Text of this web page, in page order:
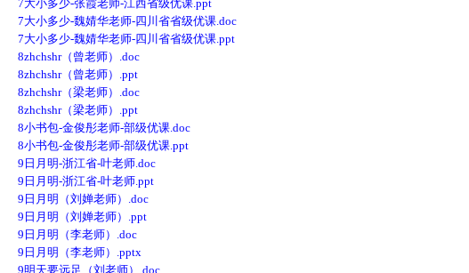
7大小多少-张霞老师-江西省级优课.ppt
7大小多少-魏婧华老师-四川省省级优课.doc
7大小多少-魏婧华老师-四川省省级优课.ppt
8zhchshr（曾老师）.doc
8zhchshr（曾老师）.ppt
8zhchshr（梁老师）.doc
8zhchshr（梁老师）.ppt
8小书包-金俊彤老师-部级优课.doc
8小书包-金俊彤老师-部级优课.ppt
9日月明-浙江省-叶老师.doc
9日月明-浙江省-叶老师.ppt
9日月明（刘婵老师）.doc
9日月明（刘婵老师）.ppt
9日月明（李老师）.doc
9日月明（李老师）.pptx
9明天要远足（刘老师）.doc